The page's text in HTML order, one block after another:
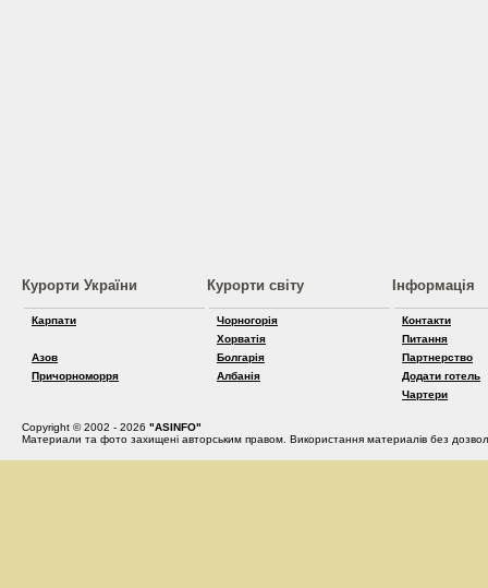
Курорти України
Карпати
Азов
Причорноморря
Курорти світу
Чорногорія
Хорватія
Болгарія
Албанія
Інформація
Контакти
Питання
Партнерство
Додати готель
Чартери
Copyright © 2002 - 2026 "ASINFO"
Материали та фото захищені авторським правом. Використання материалів без